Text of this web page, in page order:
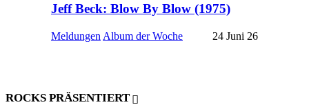
Jeff Beck: Blow By Blow (1975)
Meldungen Album der Woche 24 Juni 26
ROCKS PRÄSENTIERT